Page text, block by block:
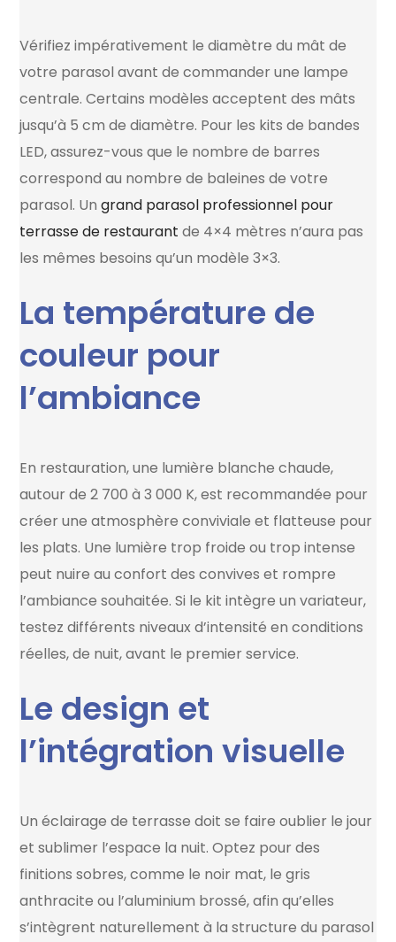
Vérifiez impérativement le diamètre du mât de
votre parasol avant de commander une lampe
centrale. Certains modèles acceptent des mâts
jusqu’à 5 cm de diamètre. Pour les kits de bandes
LED, assurez-vous que le nombre de barres
correspond au nombre de baleines de votre
parasol. Ungrand parasol professionnel pour
terrasse de restaurant de 4×4 mètres n’aura pas
les mêmes besoins qu’un modèle 3×3.
La température de
couleur pour
l’ambiance
En restauration, une lumière blanche chaude,
autour de 2 700 à 3 000 K, est recommandée pour
créer une atmosphère conviviale et flatteuse pour
les plats. Une lumière trop froide ou trop intense
peut nuire au confort des convives et rompre
l’ambiance souhaitée. Si le kit intègre un variateur,
testez différents niveaux d’intensité en conditions
réelles, de nuit, avant le premier service.
Le design et
l’intégration visuelle
Un éclairage de terrasse doit se faire oublier le jour
et sublimer l’espace la nuit. Optez pour des
finitions sobres, comme le noir mat, le gris
anthracite ou l’aluminium brossé, afin qu’elles
s’intègrent naturellement à la structure du parasol